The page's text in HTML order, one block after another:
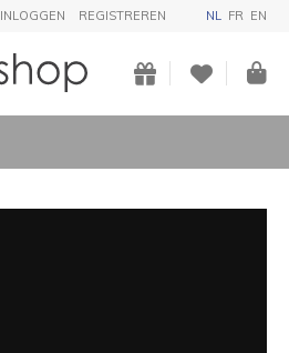
INLOGGEN REGISTREREN NL FR EN